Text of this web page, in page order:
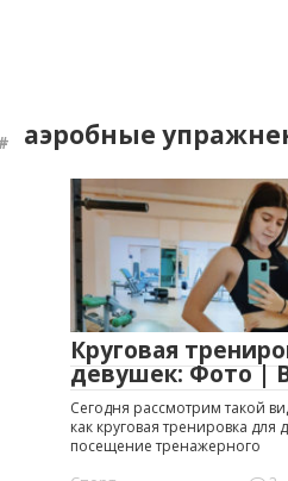
аэробные
Круговая
девушек: Фото |
Сегодня рассмотрим такой
как круговая тренировка для
посещение тренажерного